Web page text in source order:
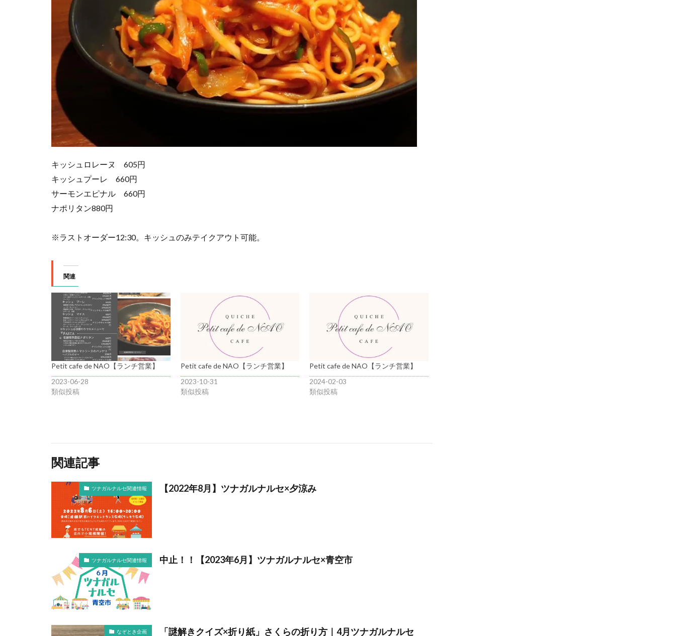
キッシュロレーヌ 605円
キッシュプーレ 660円
サーモンエピナル 660円
ナポリタン880円
※ラストオーダー12:30。キッシュのみテイクアウト可能。
関連
Petit cafe de NAO【ランチ営業】
2023-06-28
類似投稿
Petit cafe de NAO【ランチ営業】
2023-10-31
類似投稿
Petit cafe de NAO【ランチ営業】
2024-02-03
類似投稿
関連記事
ツナガルナルセ関連情報 【2022年8月】ツナガルナルセ×夕涼み
ツナガルナルセ関連情報 中止！！【2023年6月】ツナガルナルセ×青空市
なぞとき企画 「謎解きクイズ×折り紙」さくらの折り方｜4月ツナガルナルセ